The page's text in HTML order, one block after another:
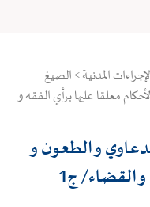
المدنية > الصيغ
معلقا عليها برأي الفقه و
و الطعون و
و القضاء/ ج1